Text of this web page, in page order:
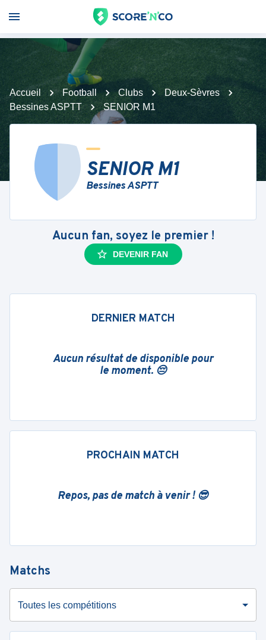
Accueil Football Clubs
Deux-Sèvres
Bessines ASPTT
SENIOR M1
SENIOR M1
Bessines ASPTT
Aucun fan, soyez le premier !
DEVENIR FAN
DERNIER MATCH
Aucun résultat de disponible pour
le moment. 😔
PROCHAIN MATCH
Repos, pas de match à venir ! 😎
Matchs
Toutes les compétitions